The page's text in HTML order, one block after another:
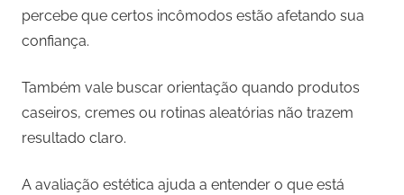
percebe que certos incômodos estão afetando sua
confiança.
Também vale buscar orientação quando produtos
caseiros, cremes ou rotinas aleatórias não trazem
resultado claro.
A avaliação estética ajuda a entender o que está